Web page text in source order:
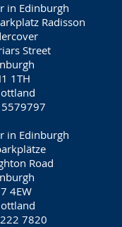
in Edinburgh
Radisson
Street
1TH
in Edinburgh
Road
4EW
7820